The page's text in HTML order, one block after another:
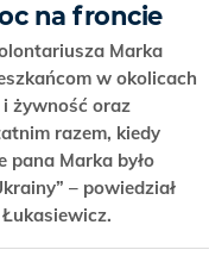
na froncie
Marka
w okolicach
żywność oraz
razem, kiedy
pana Marka było
– powiedział